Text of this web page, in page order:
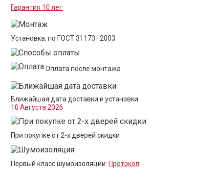
Гарантия 10 лет
Установка: по ГОСТ 31173–2003
Оплата после монтажа
Ближайшая дата доставки и установки
10 Августа 2026
При покупке от 2-х дверей скидки
Первый класс шумоизоляции: Протокол